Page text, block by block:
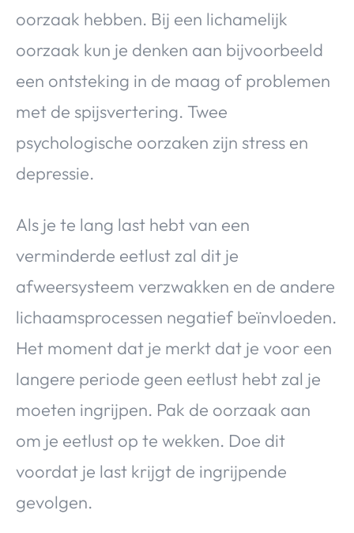
oorzaak hebben. Bij een lichamelijk
oorzaak kun je denken aan bijvoorbeeld
een ontsteking in de maag of problemen
met de spijsvertering. Twee
psychologische oorzaken zijn stress en
depressie.
Als je te lang last hebt van een
verminderde eetlust zal dit je
afweersysteem verzwakken en de andere
lichaamsprocessen negatief beïnvloeden.
Het moment dat je merkt dat je voor een
langere periode geen eetlust hebt zal je
moeten ingrijpen. Pak de oorzaak aan
om je eetlust op te wekken. Doe dit
voordat je last krijgt de ingrijpende
gevolgen.